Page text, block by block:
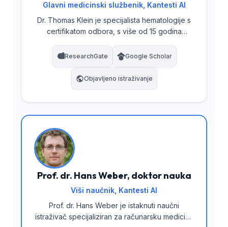
Glavni medicinski službenik, Kantesti AI
Dr. Thomas Klein je specijalista hematologije s
certifikatom odbora, s više od 15 godina
uz pomoć AI. Kao glavni medicinski direktor u
Kantesti AI, vodi procese kliničke validacije i
nadzire medicinsku tačnost vlasničke
neuronske mreže. Dr. Klein je opsežno
ResearchGate Google Scholar
Objavljeno istraživanje
Prof. dr. Hans Weber, doktor nauka
Viši naučnik, Kantesti AI
Prof. dr. Hans Weber je istaknuti naučni
istraživač specijaliziran za računarsku medicinu